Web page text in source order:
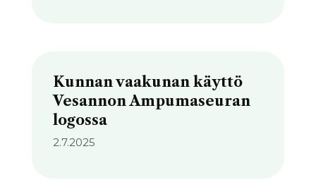
Kunnan vaakunan käyttö
Vesannon Ampumaseuran
logossa
2.7.2025